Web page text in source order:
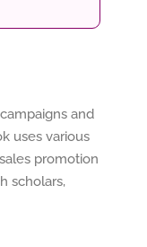
and
uses various
promotion
scholars,